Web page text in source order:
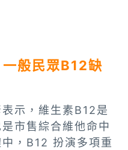
般民眾B12缺
示，維生素B12是
市售綜合維他命中
，B12 扮演多項重